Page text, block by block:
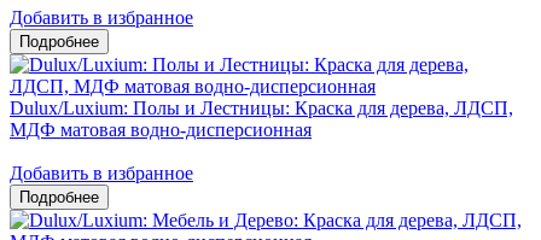
Добавить в избранное
Dulux/Luxium: Полы и Лестницы: Краска для дерева, ЛДСП,
МДФ матовая водно-дисперсионная
Добавить в избранное